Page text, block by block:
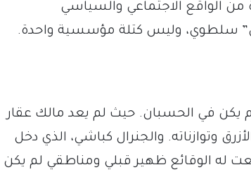
الواقع الاجتماعي والسياسي
سلطوي، وليس كتلة مؤسسية واحدة.
يكن في الحسبان. حيث لم يعد مالك عقار
وتوازناته. والجنرال كباشي، الذي دخل
له الوقائع ظهير قبلي ومناطقي لم يكن